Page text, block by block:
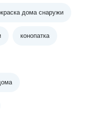
дома снаружи
конопатка